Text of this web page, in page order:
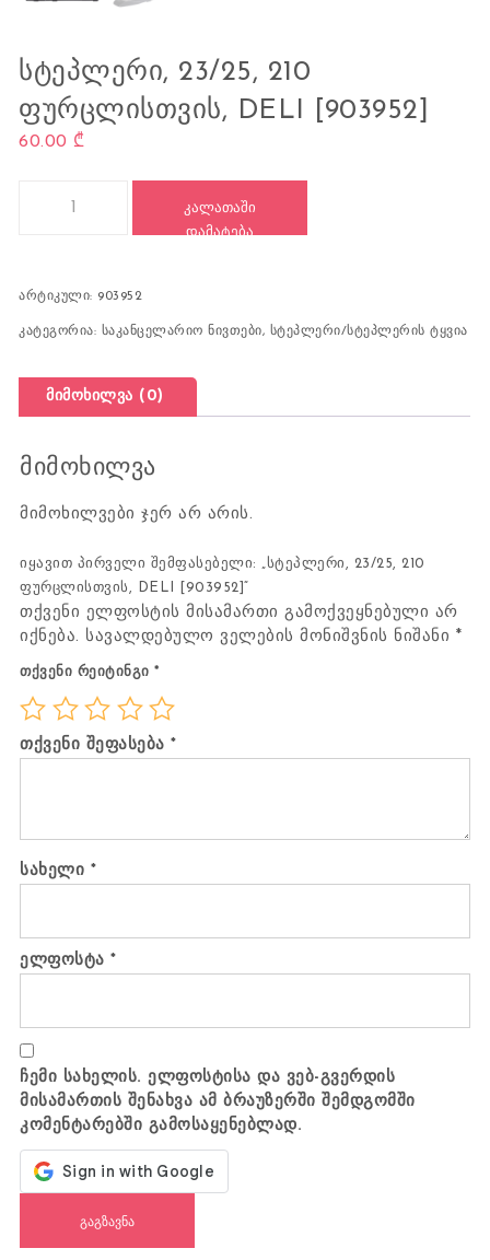
ᲡᲢᲔᲞᲚᲔᲠᲘ, 23/25, 210
ᲤᲣᲠᲪᲚᲘᲡᲗᲕᲘᲡ, DELI [903952]
60.00 ₾
ᲙᲐᲚᲐᲗᲐᲨᲘ
ᲓᲐᲛᲐᲢᲔᲑᲐ
არტიკული: 903952
კატეგორია: საკანცელარიო ნივთები, სტეპლერი/სტეპლერის ტყვია
მიმოხილვა (0)
მიმოხილვა
მიმოხილვები ჯერ არ არის.
იყავით პირველი შემფასებელი: „სტეპლერი, 23/25, 210
ფურცლისთვის, DELI [903952]“
თქვენი ელფოსტის მისამართი გამოქვეყნებული არ
იქნება. სავალდებულო ველების მონიშვნის ნიშანი *
თქვენი რეიტინგი*
თქვენი შეფასება*
სახელი *
ელფოსტა*
ჩემი სახელის. ელფოსტისა და ვებ-გვერდის
მისამართის შენახვა ამ ბრაუზერში შემდგომში
კომენტარებში გამოსაყენებლად.